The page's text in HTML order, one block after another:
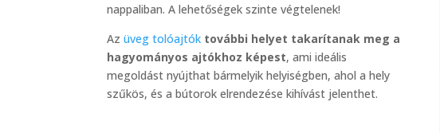
nappaliban. A lehetőségek szinte végtelenek!
Azüveg tolóajtók további helyet takarítanak meg a
hagyományos ajtókhoz képest, ami ideális
megoldást nyújthat bármelyik helyiségben, ahol a hely
szűkös, és a bútorok elrendezése kihívást jelenthet.